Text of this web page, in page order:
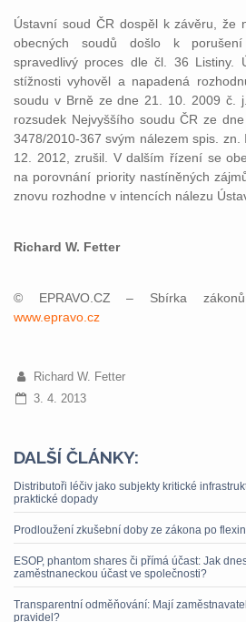
Ústavní soud ČR dospěl k závěru, že
obecných soudů došlo k
spravedlivý proces dle čl. 36 Listiny.
stížnosti vyhověl a napadená
soudu v Brně ze dne 21. 10. 2009 č.
rozsudek Nejvyššího soudu ČR ze
3478/2010-367 svým nálezem spis. zn.
12. 2012, zrušil. V dalším řízení se
na porovnání priority nastíněných
znovu rozhodne v intencích nálezu
Richard W. Fetter
© EPRAVO.CZ – Sbírka
www.epravo.cz
Richard W. Fetter
3. 4. 2013
DALŠÍ ČLÁNKY:
Distributoři léčiv jako subjekty kritické
praktické dopady
Prodloužení zkušební doby ze zákona po
ESOP, phantom shares či přímá účast: Jak
zaměstnaneckou účast ve společnosti?
Transparentní odměňování: Mají
pravidel?